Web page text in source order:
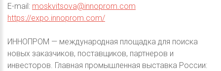
E-mail: moskvitsova@innoprom.com
https://expo.innoprom.com/
ИННОПРОМ — международная площадка для поиска
новых заказчиков, поставщиков, партнеров и
инвесторов. Главная промышленная выставка России: